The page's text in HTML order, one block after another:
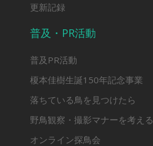
更新記録
普及・PR活動
普及PR活動
榎本佳樹生誕150年記念事業
落ちている鳥を見つけたら
野鳥観察・撮影マナーを考える
オンライン探鳥会